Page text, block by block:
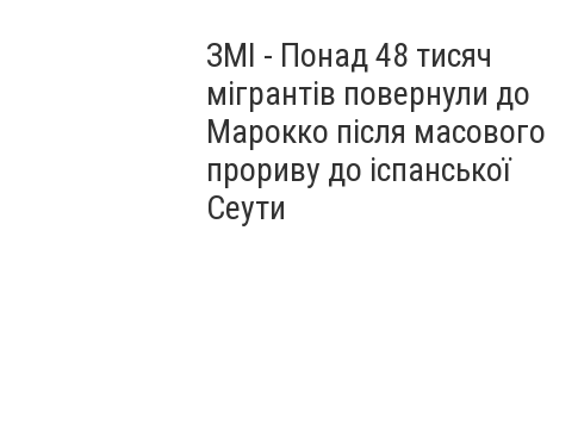
ЗМІ - Понад 48 тисяч
мігрантів повернули до
Марокко після масового
прориву до іспанської
Сеути